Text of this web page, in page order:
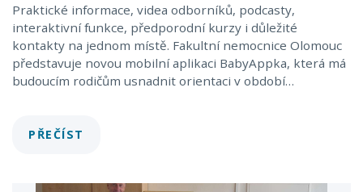
Praktické informace, videa odborníků, podcasty,
interaktivní funkce, předporodní kurzy i důležité
kontakty na jednom místě. Fakultní nemocnice Olomouc
představuje novou mobilní aplikaci BabyAppka, která má
budoucím rodičům usnadnit orientaci v období…
PŘEČÍST